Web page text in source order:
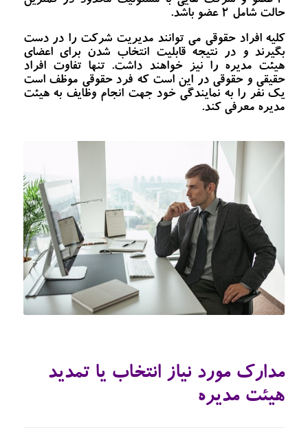
حالت شامل 2 عضو باشد.
کلیه افراد حقوقی می توانند مدیریت شرکت را در دست
بگیرند و در نتیجه قابلیت انتخاب شدن برای اعضای
هیئت مدیره را نیز خواهند داشت. تنها تفاوت افراد
حقیقی و حقوقی در این است که فرد حقوقی موظف است
یک نفر را به نمایندگی خود جهت انجام وظایف به هیئت
مدیره معرفی کند.
مدارک مورد نیاز انتخاب یا تمدید
هیئت مدیره